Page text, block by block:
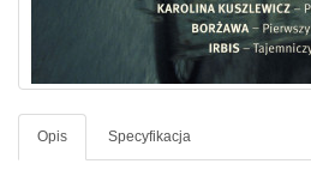
Opis Specyfikacja